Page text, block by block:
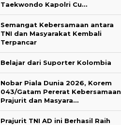
Taekwondo Kapolri Cu…
Semangat Kebersamaan antara
TNI dan Masyarakat Kembali
Terpancar
Belajar dari Suporter Kolombia
Nobar Piala Dunia 2026, Korem
043/Gatam Pererat Kebersamaan
Prajurit dan Masyara…
Prajurit TNI AD ini Berhasil Raih